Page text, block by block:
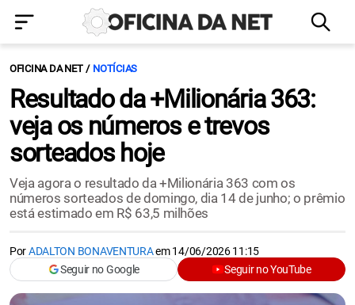
OFICINA DA NET NOTÍCIAS
Resultado da +Milionária 363:
veja os números e trevos
sorteados hoje
Veja agora o resultado da +Milionária 363 com os
números sorteados de domingo, dia 14 de junho; o prêmio
está estimado em R$ 63,5 milhões
PorADALTON BONAVENTURAem14/06/2026 11:15
Seguir no Google
Seguir no YouTube